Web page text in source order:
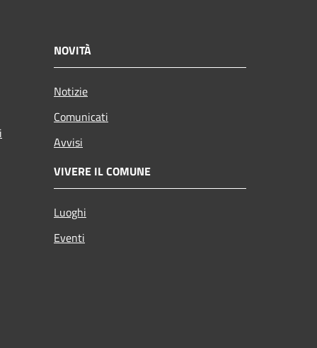
NOVITÀ
Notizie
Comunicati
Avvisi
VIVERE IL COMUNE
Luoghi
Eventi